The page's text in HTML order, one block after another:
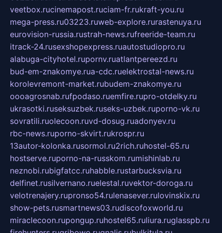
veetbox.rucinemapost.ruciam-fr.rukraft-you.ru
mega-press.ru03223.ruweb-explore.rurastenuya.ru
eurovision-russia.rustrah-news.rufreeride-team.ru
itrack-24.rusexshopexpress.ruautostudiopro.ru
alabuga-cityhotel.rupornv.ruatlantpereezd.ru
bud-em-znakomye.rua-cdc.ruelektrostal-news.ru
korolevremont-market.rubudem-znakomye.ru
oooagrosnab.rufpodaso.ruemfire.rupro-otdelky.ru
ukrasotki.ruseksuzbek.ruseks-uzbek.ruporno-vk.ru
sovratili.ruolecoon.ruvd-dosug.ruadonyev.ru
rbc-news.ruporno-skvirt.rukrospr.ru
13autor-kolonka.rusormol.ru2rich.ruhostel-65.ru
hostserve.ruporno-na-russkom.rumishinlab.ru
neznobi.rubigfatcc.ruhabble.rustarbucksvia.ru
delfinet.rusilvernano.ruelestal.ruvektor-doroga.ru
velotrenajery.rupronso54.rulenasever.rulovinskix.ru
show-pets.rusmartnews03.rudiscofoxworld.ru
miraclecoon.rupongup.ruhostel65.ruliura.ruglasspb.ru